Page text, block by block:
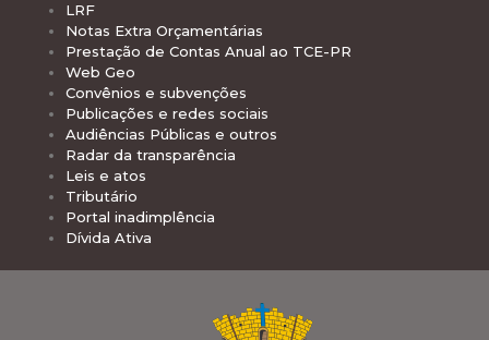
LRF
Notas Extra Orçamentárias
Prestação de Contas Anual ao TCE-PR
Web Geo
Convênios e subvenções
Publicações e redes sociais
Audiências Públicas e outros
Radar da transparência
Leis e atos
Tributário
Portal inadimplência
Dívida Ativa